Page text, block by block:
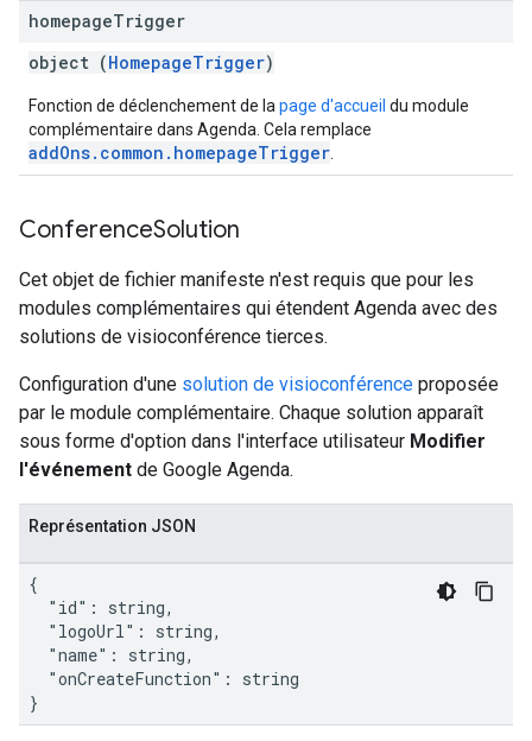
homepageTrigger
object (HomepageTrigger)
Fonction de déclenchement de la page d'accueil du module
complémentaire dans Agenda. Cela remplace
addOns.common.homepageTrigger
ConferenceSolution
Cet objet de fichier manifeste n'est requis que pour les
modules complémentaires qui étendent Agenda avec des
solutions de visioconférence tierces.
Configuration d'une solution de visioconférence proposée
par le module complémentaire. Chaque solution apparaît
sous forme d'option dans l'interface utilisateur Modifier
l'événement de Google Agenda.
Représentation JSON
{
  "id": string,
  "logoUrl": string,
  "name": string,
  "onCreateFunction": string
}